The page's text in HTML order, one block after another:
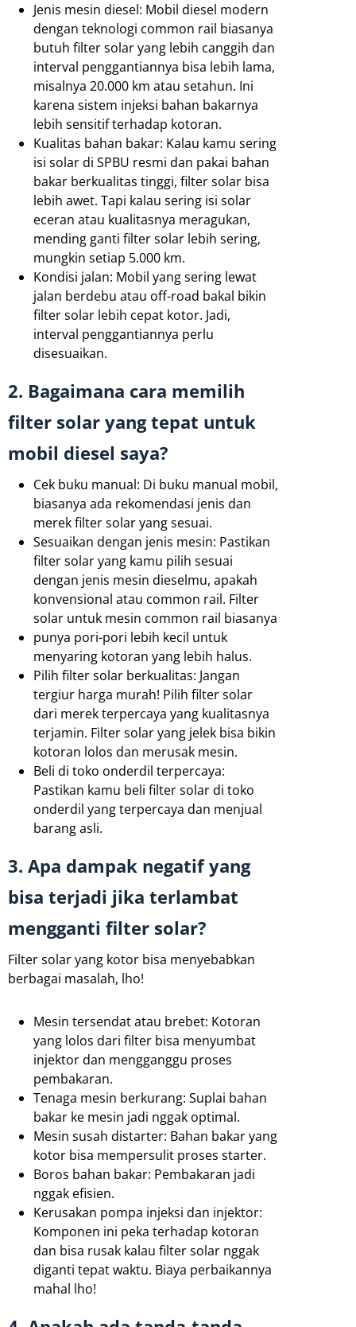
Jenis mesin diesel: Mobil diesel modern
dengan teknologi common rail biasanya
butuh filter solar yang lebih canggih dan
interval penggantiannya bisa lebih lama,
misalnya 20.000 km atau setahun. Ini
karena sistem injeksi bahan bakarnya
lebih sensitif terhadap kotoran.
Kualitas bahan bakar: Kalau kamu sering
isi solar di SPBU resmi dan pakai bahan
bakar berkualitas tinggi, filter solar bisa
lebih awet. Tapi kalau sering isi solar
eceran atau kualitasnya meragukan,
mending ganti filter solar lebih sering,
mungkin setiap 5.000 km.
Kondisi jalan: Mobil yang sering lewat
jalan berdebu atau off-road bakal bikin
filter solar lebih cepat kotor. Jadi,
interval penggantiannya perlu
disesuaikan.
2. Bagaimana cara memilih
filter solar yang tepat untuk
mobil diesel saya?
Cek buku manual: Di buku manual mobil,
biasanya ada rekomendasi jenis dan
merek filter solar yang sesuai.
Sesuaikan dengan jenis mesin: Pastikan
filter solar yang kamu pilih sesuai
dengan jenis mesin dieselmu, apakah
konvensional atau common rail. Filter
solar untuk mesin common rail biasanya
punya pori-pori lebih kecil untuk
menyaring kotoran yang lebih halus.
Pilih filter solar berkualitas: Jangan
tergiur harga murah! Pilih filter solar
dari merek terpercaya yang kualitasnya
terjamin. Filter solar yang jelek bisa bikin
kotoran lolos dan merusak mesin.
Beli di toko onderdil terpercaya:
Pastikan kamu beli filter solar di toko
onderdil yang terpercaya dan menjual
barang asli.
3. Apa dampak negatif yang
bisa terjadi jika terlambat
mengganti filter solar?
Filter solar yang kotor bisa menyebabkan
berbagai masalah, lho!
Mesin tersendat atau brebet: Kotoran
yang lolos dari filter bisa menyumbat
injektor dan mengganggu proses
pembakaran.
Tenaga mesin berkurang: Suplai bahan
bakar ke mesin jadi nggak optimal.
Mesin susah distarter: Bahan bakar yang
kotor bisa mempersulit proses starter.
Boros bahan bakar: Pembakaran jadi
nggak efisien.
Kerusakan pompa injeksi dan injektor:
Komponen ini peka terhadap kotoran
dan bisa rusak kalau filter solar nggak
diganti tepat waktu. Biaya perbaikannya
mahal lho!